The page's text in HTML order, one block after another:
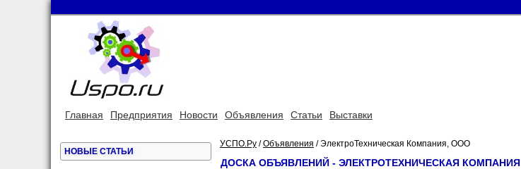
Главная Предприятия Новости Объявления Статьи Выставки
НОВЫЕ СТАТЬИ
УСПО.Ру /Объявления / ЭлектроТехническая Компания, ООО
ДОСКА ОБЪЯВЛЕНИЙ - ЭЛЕКТРОТЕХНИЧЕСКАЯ КОМПАНИЯ